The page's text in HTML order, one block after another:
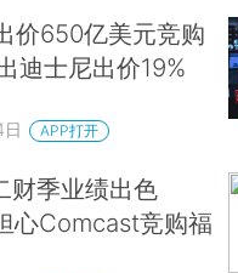
价650亿美元竞购
迪士尼出价19%
APP打开
财季业绩出色
心Comcast竞购福